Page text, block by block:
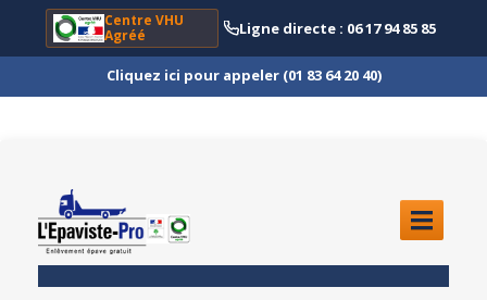
Centre VHU
Agréé
Ligne directe : 06 17 94 85 85
Cliquez ici pour appeler (01 83 64 20 40)